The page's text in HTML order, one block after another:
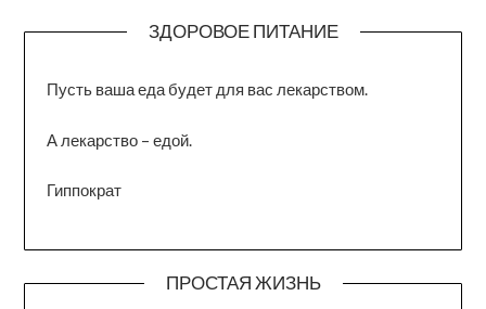
ЗДОРОВОЕ ПИТАНИЕ
Пусть ваша еда будет для вас лекарством.
А лекарство – едой.
Гиппократ
ПРОСТАЯ ЖИЗНЬ